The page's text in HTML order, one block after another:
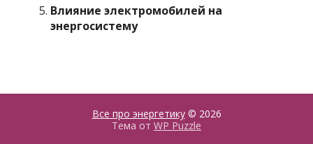
Влияние электромобилей на
энергосистему
Все про энергетику© 2026
Тема от WP Puzzle